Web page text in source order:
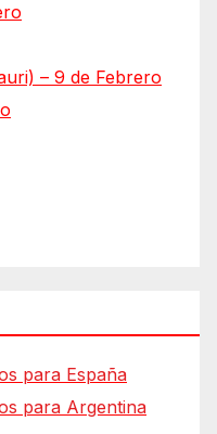
– 9 de Febrero
para España
para Argentina